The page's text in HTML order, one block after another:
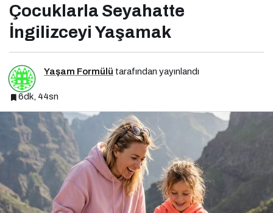
Çocuklarla Seyahatte
İngilizceyi Yaşamak
Yaşam Formülü tarafından yayınlandı
6dk, 44sn